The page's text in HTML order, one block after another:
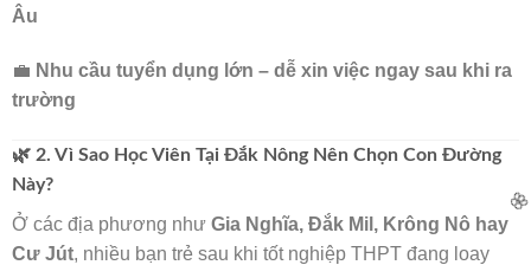
Âu
💼 Nhu cầu tuyển dụng lớn – dễ xin việc ngay sau khi ra
trường
🌿 2. Vì Sao Học Viên Tại Đắk Nông Nên Chọn Con Đường
Này?
Ở các địa phương như Gia Nghĩa, Đắk Mil, Krông Nô hay
Cư Jút, nhiều bạn trẻ sau khi tốt nghiệp THPT đang loay